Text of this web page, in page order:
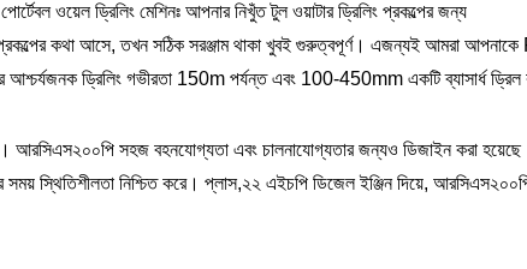
ওয়েল ড্রিলিং মেশিনঃ আপনার নিখুঁত টুল ওয়াটার ড্রিলিং প্রকল্পের জন্য
কথা আসে, তখন সঠিক সরঞ্জাম থাকা খুবই গুরুত্বপূর্ণ। এজন্যই আমরা আপনাকে
আশ্চর্যজনক ড্রিলিং গভীরতা 150m পর্যন্ত এবং 100-450mm একটি ব্যাসার্ধ
সহজ বহনযোগ্যতা এবং চালনাযোগ্যতার জন্যও ডিজাইন করা হয়েছে।
সময় স্থিতিশীলতা নিশ্চিত করে। প্লাস,২২ এইচপি ডিজেল ইঞ্জিন দিয়ে,